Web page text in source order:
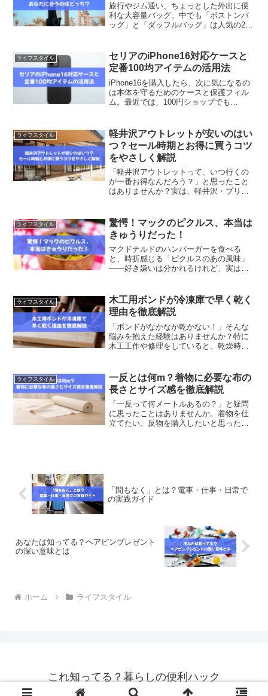
旅行やジム通い、ちょっとした外出に便
利な大容量バッグ。中でも「ボストンバ
ッグ」と「ダッフルバッグ」は人気の2大
感じている方も多いのではないでしょう
か？形も用途も似ている...
ライフスタイル
セリアのiPhone16対応ケースと
定番100均アイテムの活用法
iPhone16を購入したら、次に気になるの
は本体を守るためのケースと保護フィル
ム。最近では、100円ショップでも
ーにとって嬉しい選択肢となっていま
す。この記事...
ライフスタイル
軽井沢アウトレットが安いのはい
つ？セール時期とお得に買うコツ
をやさしく解説
「軽井沢アウトレットって、いつ行くの
が一番お得なんだろう？」と思ったこと
はありませんか？実は、軽井沢・プリン
す。タイミングを知っておくだけで、同
じアイテムをずっと安く手に...
ライフスタイル
驚愕！マックのピクルス、本当は
きゅうりだった！
マクドナルドのハンバーガーを食べる
と、時折感じる「ピクルスのあの風味」
――好き嫌いは分かれるけれど、実はこ
なに酸っぱいの？」そんな疑問を持った
ことはありませんか？この記...
ライフスタイル
木工用ボンドが冷凍庫で早く乾く
理由を徹底解説
「ボンドがなかなか乾かない！」そんな
悩みを抱えた経験はありませんか？特に
木工工作や修理をしていると、乾燥時間
ってボンドを早く乾かす”という裏技。冷
やすことで本当に早く...
ライフスタイル
一反とは何m？着物に必要な布の
長さとサイズ感を徹底解説
「一反って何メートルあるの？」と疑問
に思ったことはありませんか。着物を仕
立てたい、反物を購入したいと思ったと
「間もなく」とは？電車・仕事・日常で
の実践ガイド
あなたは知ってる？ヘアピンプレゼント
の深い意味とは
ホーム ライフスタイル
これ知ってる？暮らしの便利ハック